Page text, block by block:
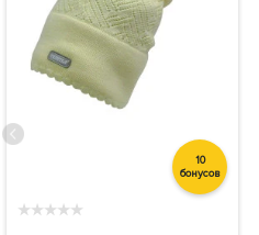
10
бонусов
★★★★★